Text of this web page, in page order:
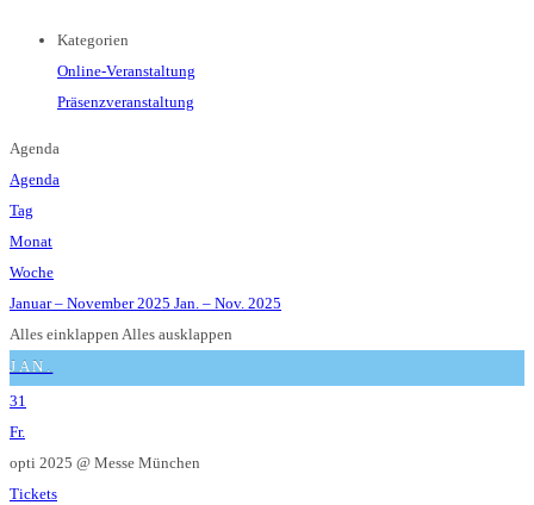
Kategorien
Online-Veranstaltung
Präsenzveranstaltung
Agenda
Agenda
Tag
Monat
Woche
Januar – November 2025 Jan. – Nov. 2025
Alles einklappen Alles ausklappen
JAN.
31
Fr.
opti 2025 @ Messe München
Tickets